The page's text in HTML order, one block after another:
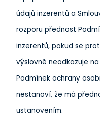
údajů inzerentů a
rozporu přednost
inzerentů, pokud se
výslovně neodkazuje
Podmínek ochrany
nestanoví, že má
ustanovením.